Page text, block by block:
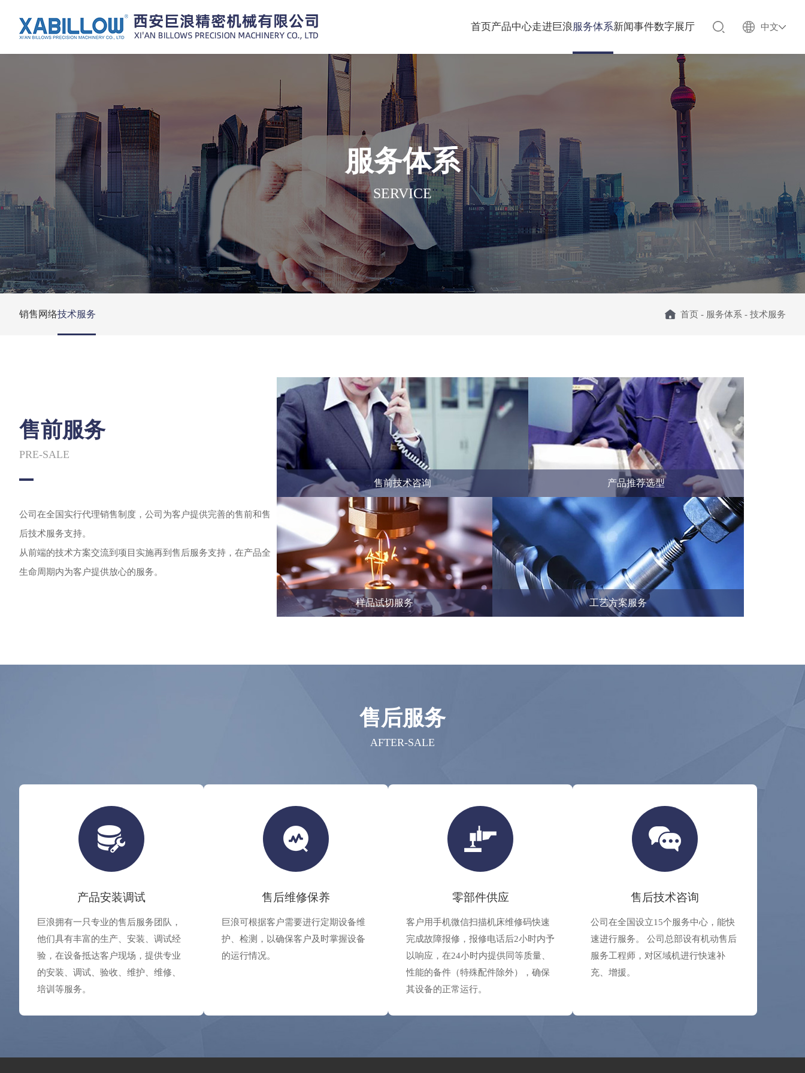
首页产品中心走进巨浪服务体系新闻事件数字展厅 中文
服务体系
SERVICE
销售网络技术服务 首页 - 服务体系 - 技术服务
售前服务
PRE-SALE
公司在全国实行代理销售制度，公司为客户提供完善的售前和售
后技术服务支持。
从前端的技术方案交流到项目实施再到售后服务支持，在产品全
生命周期内为客户提供放心的服务。
售前技术咨询 产品推荐选型
样品试切服务 工艺方案服务
售后服务
AFTER-SALE
产品安装调试
巨浪拥有一只专业的售后服务团队，
他们具有丰富的生产、安装、调试经
验，在设备抵达客户现场，提供专业
的安装、调试、验收、维护、维修、
培训等服务。
售后维修保养
巨浪可根据客户需要进行定期设备维
护、检测，以确保客户及时掌握设备
的运行情况。
零部件供应
客户用手机微信扫描机床维修码快速
完成故障报修，报修电话后2小时内予
以响应，在24小时内提供同等质量、
性能的备件（特殊配件除外），确保
其设备的正常运行。
售后技术咨询
公司在全国设立15个服务中心，能快
速进行服务。 公司总部设有机动售后
服务工程师，对区域机进行快速补
充、增援。